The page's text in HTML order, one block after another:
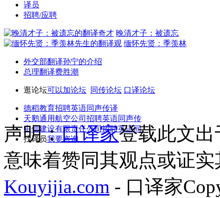
译员
招聘/应聘
晚清才子：被遗忘
缅怀先贤：季羡林
外交部翻译孙宁的介绍
总理翻译费胜潮
逛论坛可以加论坛 同传论坛 口译论坛
德稻教育招聘英语同声传译
天鹅通用航空公司招聘英语同声传
中信建设有限责任公司招聘英语同
找译员我要咨询
声明：口译家登载此文
意味着赞同其观点或证
Kouyijia.com - 口译家